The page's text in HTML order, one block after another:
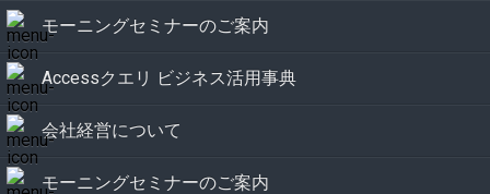
モーニングセミナーのご案内
Accessクエリ ビジネス活用事典
会社経営について
モーニングセミナーのご案内